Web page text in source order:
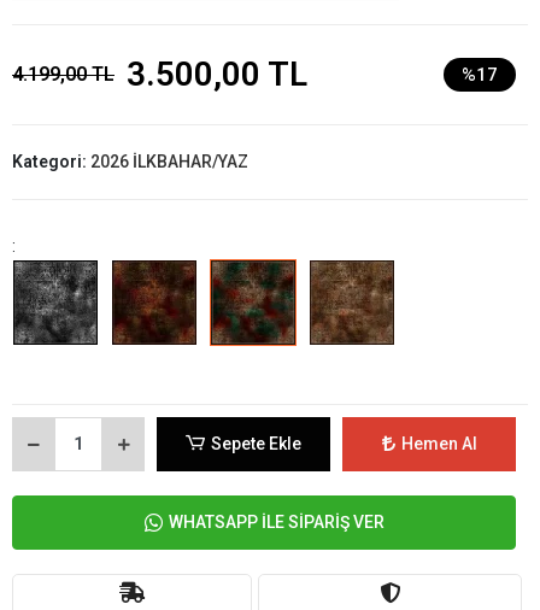
4.199,00 TL 3.500,00 TL %17
Kategori: 2026 İLKBAHAR/YAZ
:
Sepete Ekle Hemen Al
WHATSAPP İLE SİPARİŞ VER